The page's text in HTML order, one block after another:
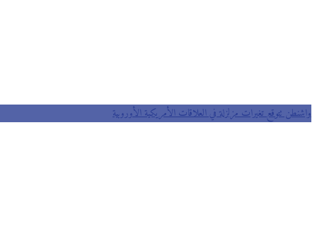
واشنطن تتوقع تغيرات مزلزلة في العلاقات الأمريكية الأوروبية